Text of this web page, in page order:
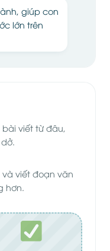
giúp con
lớn trên
viết từ đâu,
và viết đoạn văn
hơn.